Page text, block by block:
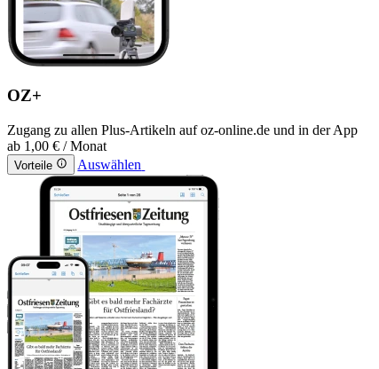
OZ+
Zugang zu allen Plus-Artikeln auf oz-online.de und in der App
ab 1,00 € / Monat
Vorteile Auswählen